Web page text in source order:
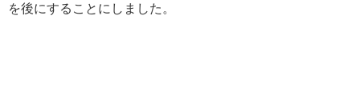
を後にすることにしました。